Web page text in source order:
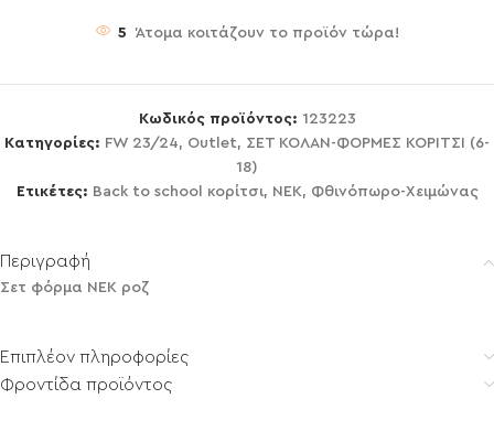
5 Άτομα κοιτάζουν το προϊόν τώρα!
Κωδικός προϊόντος: 123223
Κατηγορίες: FW 23/24, Outlet, ΣΕΤ ΚΟΛΑΝ-ΦΟΡΜΕΣ ΚΟΡΙΤΣΙ (6-
18)
Ετικέτες: Back to school κορίτσι, NEK, Φθινόπωρο-Χειμώνας
Περιγραφή
Σετ φόρμα ΝΕΚ ροζ
Επιπλέον πληροφορίες
Φροντίδα προϊόντος